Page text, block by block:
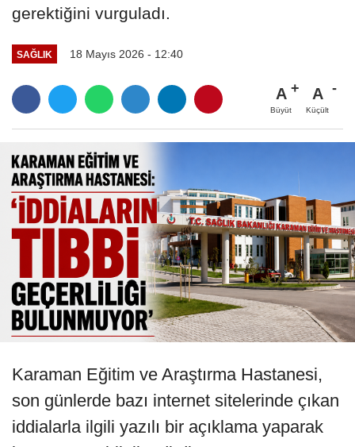
gerektiğini vurguladı.
SAĞLIK 18 Mayıs 2026 - 12:40
A
Büyüt
A
Küçült
Karaman Eğitim ve Araştırma Hastanesi,
son günlerde bazı internet sitelerinde çıkan
iddialarla ilgili yazılı bir açıklama yaparak